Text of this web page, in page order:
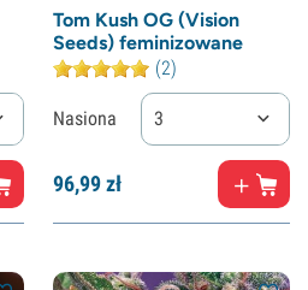
Tom Kush OG (Vision
Seeds) feminizowane
(2)
Nasiona 3
96,99zł